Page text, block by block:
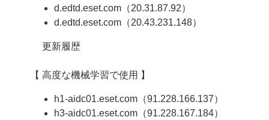
d.edtd.eset.com（20.31.87.92）
d.edtd.eset.com（20.43.231.148）
更新履歴
【 高度な機械学習で使用 】
h1-aidc01.eset.com（91.228.166.137）
h3-aidc01.eset.com（91.228.167.184）